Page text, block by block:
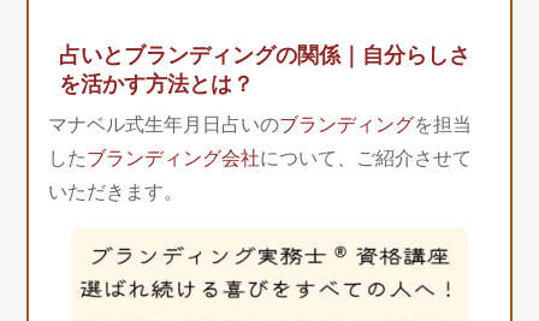
占いとブランディングの関係｜自分らしさ
を活かす方法とは？
マナベル式生年月日占いのブランディングを担当
したブランディング会社について、ご紹介させて
いただきます。